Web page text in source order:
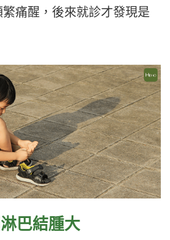
痛醒，後來就診才發現是
巴結腫大